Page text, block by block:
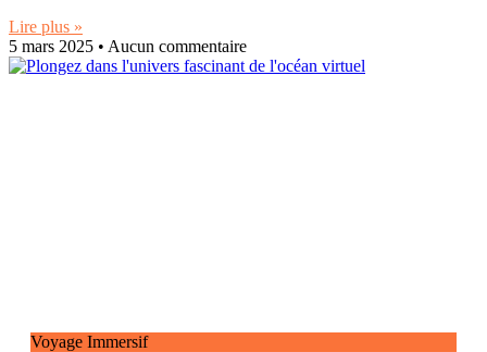
Lire plus »
5 mars 2025
Aucun commentaire
Voyage Immersif